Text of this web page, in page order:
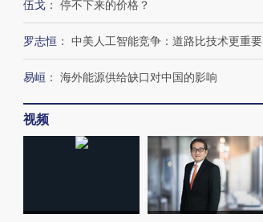
伍戈 ： 停不下来的价格？
罗志恒 ： 中美人工智能竞争：道路比技术更重要
易峘 ： 海外能源供给缺口对中国的影响
视频